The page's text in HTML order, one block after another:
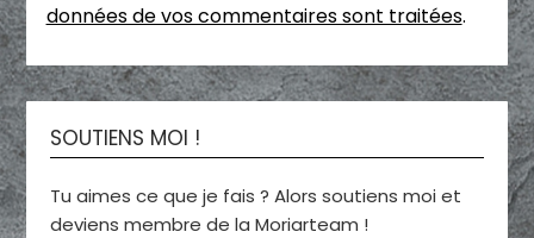
données de vos commentaires sont traitées.
SOUTIENS MOI !
Tu aimes ce que je fais ? Alors soutiens moi et
deviens membre de la Moriarteam !